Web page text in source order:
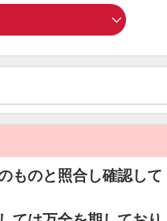
ものと照合し確認して